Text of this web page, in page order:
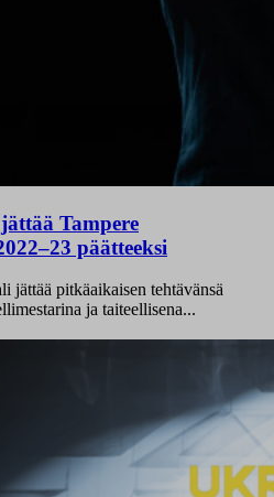
Tampere
päätteeksi
jättää pitkäaikaisen tehtävänsä
ja taiteellisena...